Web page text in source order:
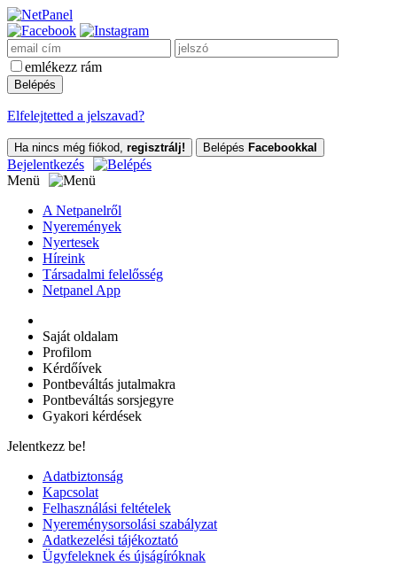
emlékezz rám
Elfelejtetted a jelszavad?
Ha nincs még fiókod, regisztrálj! Belépés Facebookkal
Bejelentkezés
Menü
A Netpanelről
Nyeremények
Nyertesek
Híreink
Társadalmi felelősség
Netpanel App
Saját oldalam
Profilom
Kérdőívek
Pontbeváltás jutalmakra
Pontbeváltás sorsjegyre
Gyakori kérdések
Jelentkezz be!
Adatbiztonság
Kapcsolat
Felhasználási feltételek
Nyereménysorsolási szabályzat
Adatkezelési tájékoztató
Ügyfeleknek és újságíróknak